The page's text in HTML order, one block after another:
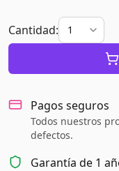
Cantidad:
Pagos seguros
Todos nuestros
defectos.
Garantía de 1